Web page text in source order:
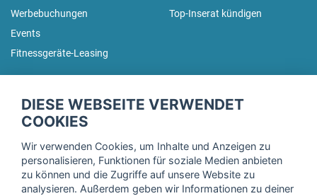
Werbebuchungen
Events
Fitnessgeräte-Leasing
Top-Inserat kündigen
Trage dich hier für unseren Newsletter ein und erhalte regelmäßig
DIESE WEBSEITE VERWENDET
COOKIES
Wir verwenden Cookies, um Inhalte und Anzeigen zu
personalisieren, Funktionen für soziale Medien anbieten
zu können und die Zugriffe auf unsere Website zu
analysieren. Außerdem geben wir Informationen zu deiner